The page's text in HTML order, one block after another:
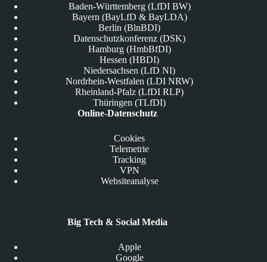
Baden-Württemberg (LfDI BW)
Bayern (BayLfD & BayLDA)
Berlin (BlnBDI)
Datenschutzkonferenz (DSK)
Hamburg (HmbBfDI)
Hessen (HBDI)
Niedersachsen (LfD NI)
Nordrhein-Westfalen (LDI NRW)
Rheinland-Pfalz (LfDI RLP)
Thüringen (TLfDI)
Online-Datenschutz
Cookies
Telemetrie
Tracking
VPN
Websiteanalyse
Big Tech & Social Media
Apple
Google